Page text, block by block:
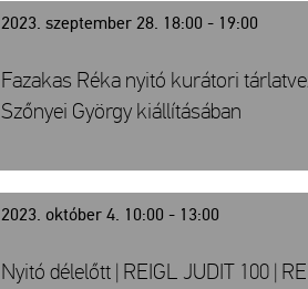
2023. szeptember 28. 18:00 - 19:00
Fazakas Réka nyitó kurátori
Szőnyei György kiállításában
2023. október 4. 10:00 - 13:00
Nyitó délelőtt | REIGL JUDIT 100 |